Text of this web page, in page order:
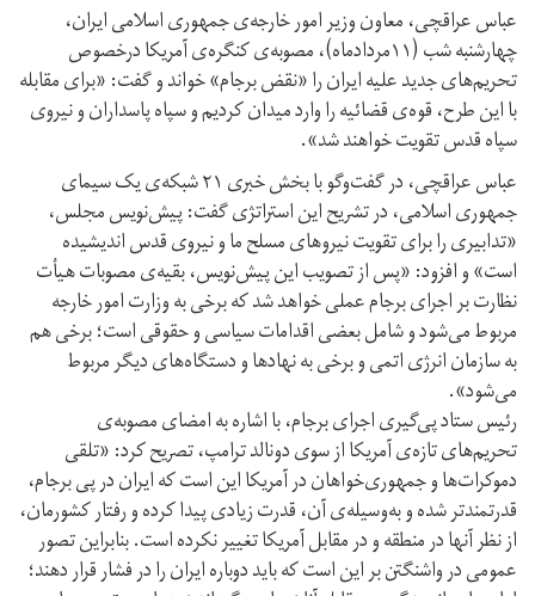
عباس عراقچی، معاون وزیر امور خارجه‌ی جمهوری اسلامی ایران،
چهارشنبه شب (۱۱مردادماه)، ‌مصوبه‌ی کنگره‌ی آمریکا درخصوص
تحریم‌های جدید علیه ایران را «نقض برجام» خواند و گفت: «برای مقابله
با این طرح، قوه‌ی قضائیه را وارد میدان کردیم و سپاه پاسداران و نیروی
سپاه قدس تقویت خواهند شد».
عباس عراقچی، در گفت‌وگو با بخش خبری ۲۱ شبکه‌ی یک سیمای
جمهوری اسلامی، در تشریح این استراتژی گفت: پیش‌نویس مجلس،
«تدابیری را برای تقویت نیروهای مسلح ما و نیروی قدس اندیشیده
است» و افزود: «پس از تصویب این پیش‌نویس، بقیه‌ی مصوبات هیأت
نظارت بر اجرای برجام عملی خواهد شد که برخی به وزارت امور خارجه
مربوط می‌شود و شامل بعضی اقدامات سیاسی و حقوقی است؛ برخی هم
به سازمان انرژی اتمی و برخی به نهادها و دستگاه‌های دیگر مربوط
می‌شود».
رئیس ستاد پی‌گیری اجرای برجام، با اشاره به امضای مصوبه‌ی
تحریم‌های تازه‌ی آمریکا از سوی دونالد ترامپ، تصریح کرد: «تلقی
دموکرات‌ها و جمهوری‌خواهان در آمریکا این است که ایران در پی برجام،
قدرتمندتر شده و به‌وسیله‌ی آن، قدرت زیادی پیدا کرده و رفتار کشورمان،
از نظر آنها در منطقه و در مقابل آمریکا تغییر نکرده است. بنابراین تصور
عمومی در واشنگتن بر این است که باید دوباره ایران را در فشار قرار دهند؛